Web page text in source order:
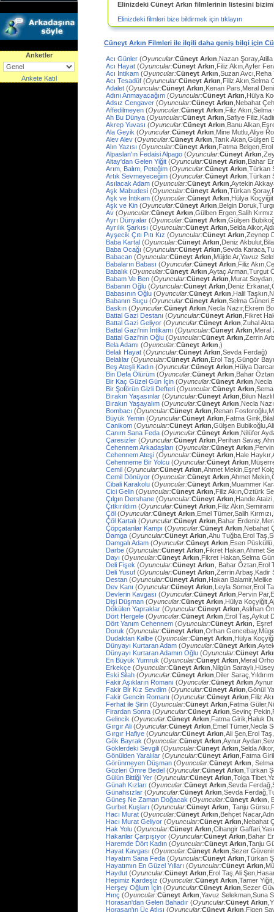
Anketler
Ankete Katıl
Elinizdeki Cüneyt Arkın filmlerinin listesini
Elinizdeki filmleri bize bildirmek için tıklayın
Cüneyt Arkın Filmleri ile ilgili daha geniş bilgi için
Acı Günler (Oyuncular:Cüneyt Arkın ,Nazan
Acı Hayat (Oyuncular:Cüneyt Arkın ,Filiz Akın,Ayfer
Acı İntikam (Oyuncular:Cüneyt Arkın ,Suzan
Acı Tesadüf (Oyuncular:Cüneyt Arkın ,Filiz Akın,Selma
Adalet (Oyuncular:Cüneyt Arkın ,Kenan Pars,Meral
Adını Anmayacağım (Oyuncular:Cüneyt Arkın ,Hülya
Adsız Cengaver (Oyuncular:Cüneyt Arkın ,Nebahat
Affedilmeyen (Oyuncular:Cüneyt Arkın ,Filiz
Ah Bu Dünya (Oyuncular:Cüneyt Arkın ,Safiye
Akrep Yuvası (Oyuncular:Cüneyt Arkın ,Banu
Ala Geyik (Oyuncular:Cüneyt Arkın ,Mine Mutlu,Aliye
Alev Alev (Oyuncular:Cüneyt Arkın ,Tarık Akan,Gülşen
Alın Yazısı (Oyuncular:Cüneyt Arkın ,Fatma
Alpaslan'ın Fedaisi Alpago (Oyuncular:Cüneyt Arkın
Altay'dan Gelen Yiğit (Oyuncular:Cüneyt Arkın ,Bahar
Arım, Balım, Peteğim (Oyuncular:Cüneyt Arkın ,Türkan
Artık Sevmeyeceğim (Oyuncular:Cüneyt Arkın ,Türkan
Asılacak Adam (Oyuncular:Cüneyt Arkın ,Aytekin
Aşk Mabudesi (Oyuncular:Cüneyt Arkın ,Türkan
Aşk ve İntikam (Oyuncular:Cüneyt Arkın ,Hülya
Aşk ve Kin (Oyuncular:Cüneyt Arkın ,Belgin
Av (Oyuncular:Cüneyt Arkın ,Gülben Ergen,Salih
Ayrı Dünyalar (Oyuncular:Cüneyt Arkın ,Gülşen
Ayrılık Şarkısı (Oyuncular:Cüneyt Arkın ,Selda
Ayşecik Çıtı Pıtı Kız (Oyuncular:Cüneyt Arkın ,Zeynep
Baba Kartal (Oyuncular:Cüneyt Arkın ,Deniz
Baba Ocağı (Oyuncular:Cüneyt Arkın ,Sevda
Babacan (Oyuncular:Cüneyt Arkın ,Müjde Ar,Yavuz
Babaların Babası (Oyuncular:Cüneyt Arkın ,Filiz
Babalık (Oyuncular:Cüneyt Arkın ,Aytaç Arman,Turgut
Babam Ve Ben (Oyuncular:Cüneyt Arkın ,Murat
Babanın Oğlu (Oyuncular:Cüneyt Arkın ,Deniz
Babasının Oğlu (Oyuncular:Cüneyt Arkın ,Halil
Babanın Suçu (Oyuncular:Cüneyt Arkın ,Selma
Baskın (Oyuncular:Cüneyt Arkın ,Necla Nazır,Ekrem
Battal Gazi Destanı (Oyuncular:Cüneyt Arkın ,Fikret
Battal Gazi Geliyor (Oyuncular:Cüneyt Arkın ,Zuhal
Battal Gazi'nin İntikamı (Oyuncular:Cüneyt Arkın
Battal Gazi'nin Oğlu (Oyuncular:Cüneyt Arkın ,Zerrin
Bela Adamı (Oyuncular:Cüneyt Arkın ,)
Belalı Hayat (Oyuncular:Cüneyt Arkın ,Sevda Ferdağ)
Belalılar (Oyuncular:Cüneyt Arkın ,Erol Taş,Güngör
Beş Ateşli Kadın (Oyuncular:Cüneyt Arkın ,Hülya
Bin Defa Ölürüm (Oyuncular:Cüneyt Arkın ,Bahar
Bir Kaç Güzel Gün İçin (Oyuncular:Cüneyt Arkın
Bir Şoförün Gizli Defteri (Oyuncular:Cüneyt Arkın
Bırakın Yaşasınlar (Oyuncular:Cüneyt Arkın ,Bilun
Bırakın Yaşayalım (Oyuncular:Cüneyt Arkın ,Necla
Bombacı (Oyuncular:Cüneyt Arkın ,Renan
Büyük Yemin (Oyuncular:Cüneyt Arkın ,Fatma
Canikom (Oyuncular:Cüneyt Arkın ,Gülşen
Canım Sana Feda (Oyuncular:Cüneyt Arkın ,Nilüfer
Çaresizler (Oyuncular:Cüneyt Arkın ,Perihan
Cehennem Arkadaşları (Oyuncular:Cüneyt Arkın
Cehennem Ateşi (Oyuncular:Cüneyt Arkın ,Hale
Cehenneme Bir Yolcu (Oyuncular:Cüneyt Arkın
Cemil (Oyuncular:Cüneyt Arkın ,Ahmet Mekin,Eşref
Cemil Dönüyor (Oyuncular:Cüneyt Arkın ,Ahmet
Cibali Karakolu (Oyuncular:Cüneyt Arkın ,Muammer
Cici Gelin (Oyuncular:Cüneyt Arkın ,Filiz Akın,Öztürk
Çılgın Dershane (Oyuncular:Cüneyt Arkın ,Hande
Çıtkırıldım (Oyuncular:Cüneyt Arkın ,Filiz
Çöl (Oyuncular:Cüneyt Arkın ,Emel Tümer,Salih
Çöl Kartalı (Oyuncular:Cüneyt Arkın ,Bahar
Çöpçatanlar Kampı (Oyuncular:Cüneyt Arkın ,Nebahat
Damga (Oyuncular:Cüneyt Arkın ,Ahu Tuğba,Erol
Damgalı Adam (Oyuncular:Cüneyt Arkın ,Esen
Darbe (Oyuncular:Cüneyt Arkın ,Fikret Hakan,Ahmet
Dayı (Oyuncular:Cüneyt Arkın ,Fikret Hakan,Selma
Deli Fişek (Oyuncular:Cüneyt Arkın , Bahar Öztan,Erol
Deli Yusuf (Oyuncular:Cüneyt Arkın ,Zerrin Arbaş,Kadir
Destan (Oyuncular:Cüneyt Arkın ,Hakan
Dev Kanı (Oyuncular:Cüneyt Arkın ,Leyla Somer,Erol
Devlerin Kavgası (Oyuncular:Cüneyt Arkın ,Pervin
Dişi Düşman (Oyuncular:Cüneyt Arkın ,Hülya
Dökülen Yapraklar (Oyuncular:Cüneyt Arkın ,Aslıhan
Dört Hergele (Oyuncular:Cüneyt Arkın ,Erol Taş,Aykut
Dört Yanım Cehennem (Oyuncular:Cüneyt Arkın ,
Doruk (Oyuncular:Cüneyt Arkın ,Orhan
Dudaktan Kalbe (Oyuncular:Cüneyt Arkın ,Hülya
Dünyayı Kurtaran Adam (Oyuncular:Cüneyt Arkın
Dünyayı Kurtaran Adamın Oğlu (Oyuncular:Cüneyt
En Büyük Yumruk (Oyuncular:Cüneyt Arkın ,Meral
Erkekçe (Oyuncular:Cüneyt Arkın ,Nilgün
Eski Silah (Oyuncular:Cüneyt Arkın ,Diler
Fakir Aşıkların Romanı (Oyuncular:Cüneyt Arkın
Fakir Bir Kız Sevdim (Oyuncular:Cüneyt Arkın ,Gönül
Fakir Gencin Romanı (Oyuncular:Cüneyt Arkın ,Filiz
Ferhat ile Şirin (Oyuncular:Cüneyt Arkın ,Fatma
Firardan Sonra (Oyuncular:Cüneyt Arkın ,Sevinç
Gelincik (Oyuncular:Cüneyt Arkın ,Fatma Girik,Haluk
Gırgır Ali (Oyuncular:Cüneyt Arkın ,Emel Tümer,Necla
Gırgır Hafiye (Oyuncular:Cüneyt Arkın ,Ali Şen,Erol
Gök Bayrak (Oyuncular:Cüneyt Arkın ,Aynur
Göklerdeki Sevgili (Oyuncular:Cüneyt Arkın ,Selda
Gönülden Yaralılar (Oyuncular:Cüneyt Arkın ,Fatma
Görünmeyen Düşman (Oyuncular:Cüneyt Arkın ,
Gözleri Ömre Bedel (Oyuncular:Cüneyt Arkın ,Türkan
Gülün Bittiği Yer (Oyuncular:Cüneyt Arkın ,Tolga
Günah Kızları (Oyuncular:Cüneyt Arkın ,Sevda
Günahsızlar (Oyuncular:Cüneyt Arkın ,Sevda
Güneş Ne Zaman Doğacak (Oyuncular:Cüneyt Arkın ,
Gurbet Kuşları (Oyuncular:Cüneyt Arkın , Tanju
Hacı Murat (Oyuncular:Cüneyt Arkın ,Behçet
Hacı Murat Geliyor (Oyuncular:Cüneyt Arkın ,Nebahat
Hak Yolu (Oyuncular:Cüneyt Arkın ,Cihangir
Hakanlar Çarpışıyor (Oyuncular:Cüneyt Arkın ,Bahar
Haremde Dört Kadın (Oyuncular:Cüneyt Arkın ,Tanju
Hayat Kavgası (Oyuncular:Cüneyt Arkın ,Sezer
Hayatım Sana Feda (Oyuncular:Cüneyt Arkın ,Türkan
Hayatımın En Güzel Yılları (Oyuncular:Cüneyt Arkın
Haydut (Oyuncular:Cüneyt Arkın ,Erol Taş,Ali
Hepimiz Kardeşiz (Oyuncular:Cüneyt Arkın ,Tamer
Herşey Oğlum İçin (Oyuncular:Cüneyt Arkın ,Sezer
Hınç (Oyuncular:Cüneyt Arkın ,Yavuz Selekman,Suna
Horasan'dan Gelen Bahadır (Oyuncular:Cüneyt Arkın
Horasan'ın Üç Atlısı (Oyuncular:Cüneyt Arkın ,Figen